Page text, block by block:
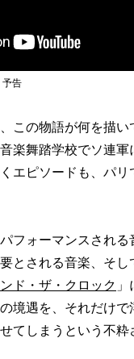
予告
この物語が何を描
楽舞踏学校でソ連
エピソードも、パ
フォーマンスされ
とされる音楽、そ
ド・ザ・クロック
境遇を、それだけ
てしまうという不粋